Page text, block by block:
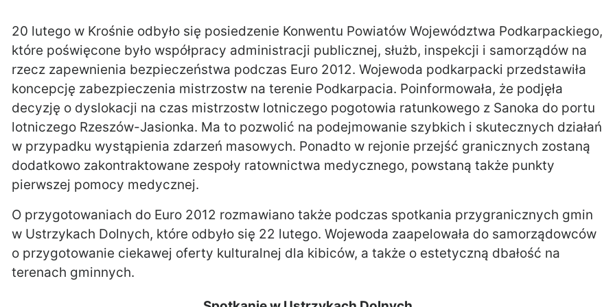
20 lutego w Krośnie odbyło się posiedzenie Konwentu Powiatów Województwa Podkarpackiego,
które poświęcone było współpracy administracji publicznej, służb, inspekcji i samorządów na
rzecz zapewnienia bezpieczeństwa podczas Euro 2012. Wojewoda podkarpacki przedstawiła
koncepcję zabezpieczenia mistrzostw na terenie Podkarpacia. Poinformowała, że podjęła
decyzję o dyslokacji na czas mistrzostw lotniczego pogotowia ratunkowego z Sanoka do portu
lotniczego Rzeszów-Jasionka. Ma to pozwolić na podejmowanie szybkich i skutecznych działań
w przypadku wystąpienia zdarzeń masowych. Ponadto w rejonie przejść granicznych zostaną
dodatkowo zakontraktowane zespoły ratownictwa medycznego, powstaną także punkty
pierwszej pomocy medycznej.
O przygotowaniach do Euro 2012 rozmawiano także podczas spotkania przygranicznych gmin
w Ustrzykach Dolnych, które odbyło się 22 lutego. Wojewoda zaapelowała do samorządowców
o przygotowanie ciekawej oferty kulturalnej dla kibiców, a także o estetyczną dbałość na
terenach gminnych.